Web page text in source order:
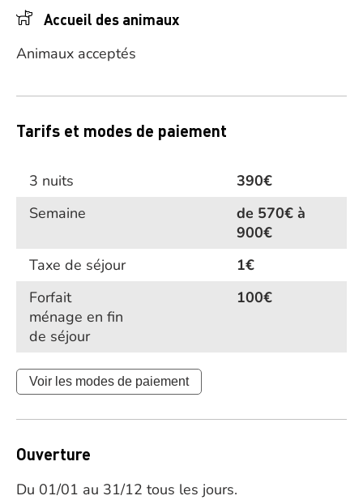
Accueil des animaux
Animaux acceptés
Tarifs et modes de paiement
3 nuits
390€
Semaine
de 570€ à
900€
Taxe de séjour
1€
Forfait
ménage en fin
de séjour
100€
Voir les modes de paiement
Ouverture
Du 01/01 au 31/12 tous les jours.